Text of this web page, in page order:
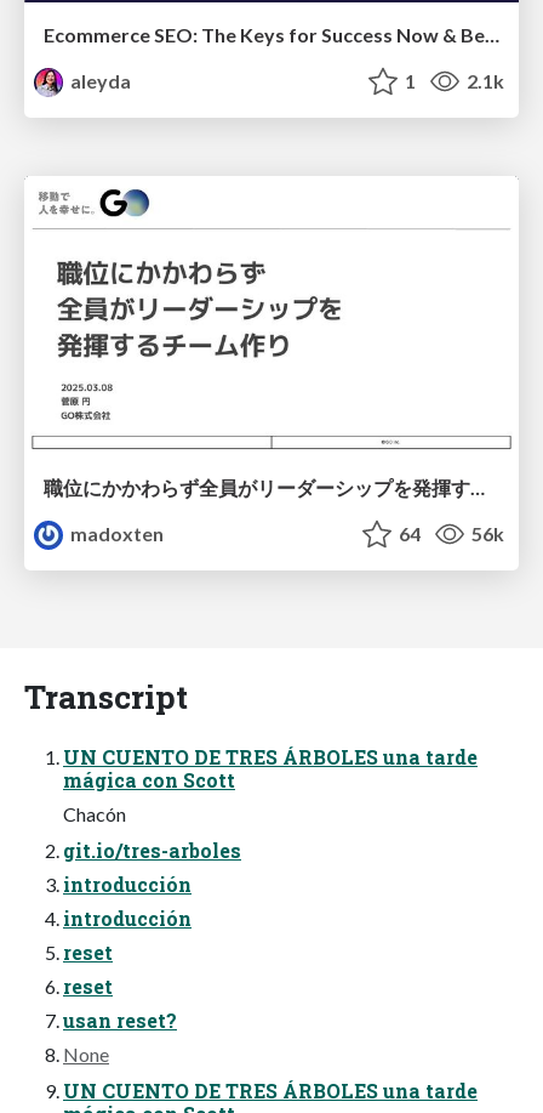
Ecommerce SEO: The Keys for Success Now & Beyond - #SERPConf2024
aleyda
1 2.1k
madoxten
64 56k
Transcript
UN CUENTO DE TRES ÁRBOLES una tarde
mágica con Scott
Chacón
git.io/tres-arboles
introducción
introducción
reset
reset
usan reset?
None
UN CUENTO DE TRES ÁRBOLES una tarde